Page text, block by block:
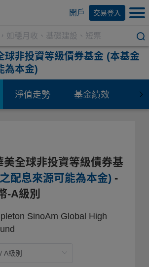
開戶 交易登入
球非投資等級債券基金 (本基金
為本金)
淨值走勢 基金績效 資
美全球非投資等級債券基
配息來源可能為本金) -
-A級別
SinoAm Global High